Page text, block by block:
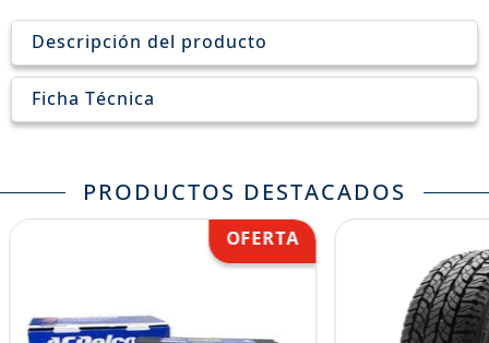
Descripción del producto
Ficha Técnica
PRODUCTOS DESTACADOS